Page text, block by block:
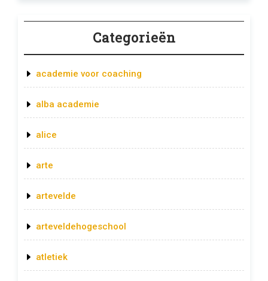
Categorieën
academie voor coaching
alba academie
alice
arte
artevelde
arteveldehogeschool
atletiek